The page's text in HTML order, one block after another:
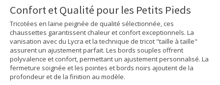
Confort et Qualité pour les Petits Pieds
Tricotées en laine peignée de qualité sélectionnée, ces
chaussettes garantissent chaleur et confort exceptionnels. La
vanisation avec du Lycra et la technique de tricot "taille à taille"
assurent un ajustement parfait. Les bords souples offrent
polyvalence et confort, permettant un ajustement personnalisé. La
fermeture soignée et les pointes et bords noirs ajoutent de la
profondeur et de la finition au modèle.